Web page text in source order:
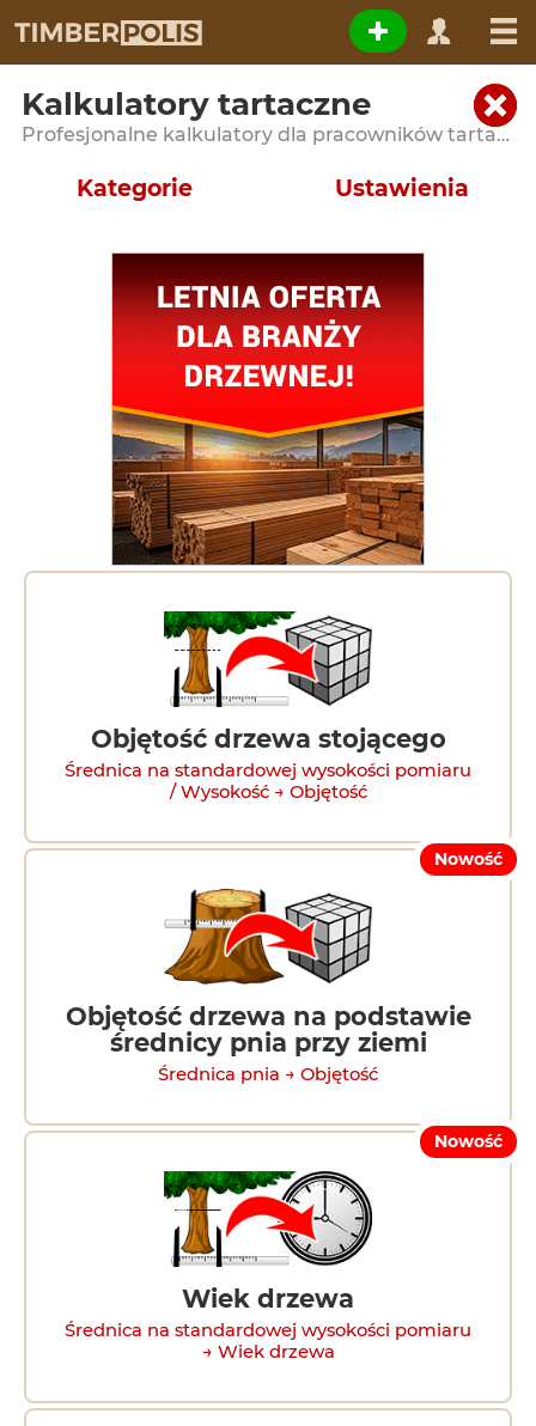
Kalkulatory tartaczne
Profesjonalne kalkulatory dla pracowników tartaków i zakładów przerobu drewna
Kategorie
Objętość drzewa stojącego
Średnica na standardowej wysokości pomiaru
/ Wysokość → Objętość
Nowość
Objętość drzewa na podstawie
średnicy pnia przy ziemi
Średnica pnia → Objętość
Nowość
Wiek drzewa
Średnica na standardowej wysokości pomiaru
→ Wiek drzewa
Ustawienia